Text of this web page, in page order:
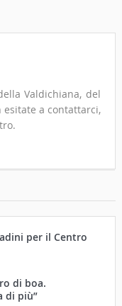
Valdichiana, del
a contattarci,
per il Centro
di boa.
di più”